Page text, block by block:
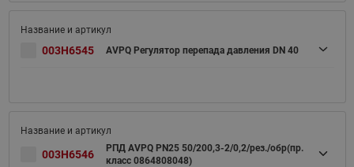
003H6545 AVPQ Регулятор перепада давления DN 40
003H6546
РПД AVPQ PN25 50/200,3-2/0,2/рез./обр(пр.
класс 0864808048)